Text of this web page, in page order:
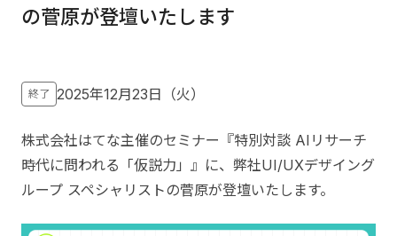
の菅原が登壇いたします
終了 2025年12月23日（火）
株式会社はてな主催のセミナー『特別対談 AIリサーチ
時代に問われる「仮説力」』に、弊社UI/UXデザイング
ループ スペシャリストの菅原が登壇いたします。